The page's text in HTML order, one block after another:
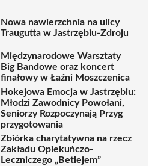
Nowa nawierzchnia na ulicy
Traugutta w Jastrzębiu-Zdroju
Międzynarodowe Warsztaty
Big Bandowe oraz koncert
finałowy w Łaźni Moszczenica
Hokejowa Emocja w Jastrzębiu:
Młodzi Zawodnicy Powołani,
Seniorzy Rozpoczynają Przyg
przygotowania
Zbiórka charytatywna na rzecz
Zakładu Opiekuńczo-
Leczniczego „Betlejem”